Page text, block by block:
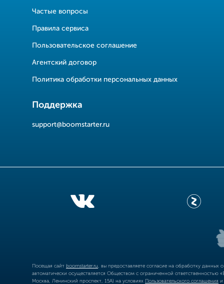
Частые вопросы
Правила сервиса
Пользовательское соглашение
Агентский договор
Политика обработки персональных данных
Поддержка
support@boomstarter.ru
Посещая сайт boomstarter.ru , вы предоставляете согласие на обработку
автоматически осуществляется Обществом с ограниченной
Москва, Ленинский проспект, 15А) на условиях Пользовательского соглашения и